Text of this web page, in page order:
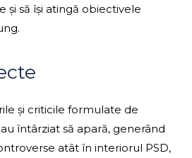
și să își atingă obiectivele
și criticile formulate de
întârziat să apară, generând
atât în interiorul PSD,